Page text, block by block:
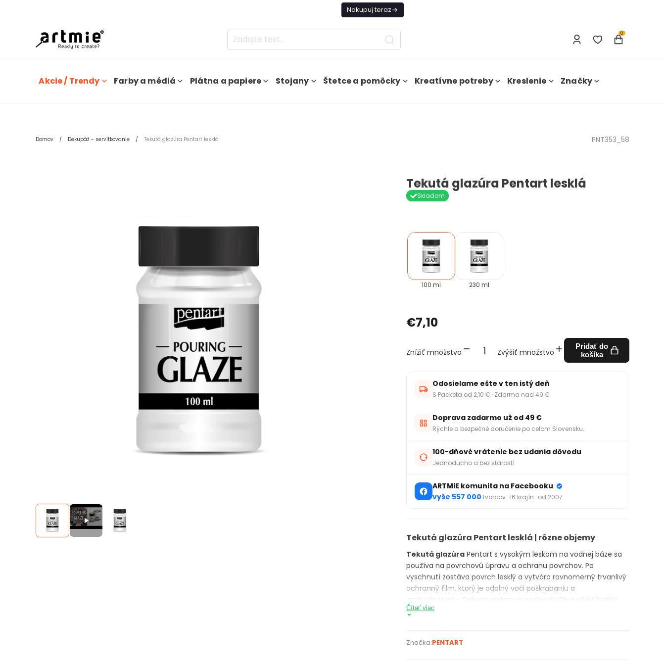
Nakupuj teraz
0
Akcie / Trendy Farby a médiá Plátna a papiere Stojany Štetce a pomôcky Kreatívne potreby Kreslenie Značky
Domov Dekupáž - servítkovanie Tekutá glazúra Pentart lesklá PNT353_58
Tekutá glazúra Pentart lesklá
Skladom
100 ml 230 ml
€7,10
Znížiť množstvo Zvýšiť množstvo
Pridať do
košíka
Odosielame ešte v ten istý deň
S Packeta od 2,10 € · Zdarma nad 49 €
Doprava zadarmo už od 49 €
Rýchle a bezpečné doručenie po celom Slovensku.
100-dňové vrátenie bez udania dôvodu
Jednoducho a bez starostí
ARTMiE komunita na Facebooku
vyše 557 000 tvorcov · 16 krajín · od 2007
Tekutá glazúra Pentart lesklá | rôzne objemy
Tekutá glazúra Pentart s vysokým leskom na vodnej báze sa
používa na povrchovú úpravu a ochranu povrchov. Po
vyschnutí zostáva povrch lesklý a vytvára rovnomerný trvanlivý
ochranný film, ktorý je odolný voči poškrabaniu a
znehodnoteniu. Dekorovanému povrchu dodáva efekt lesklej
glazúry alebo živice. Priehľadný
skvelú samonivelačnú vlastnosť – rovnomerne sa rozlieva a
Čítať viac
Značka:PENTART